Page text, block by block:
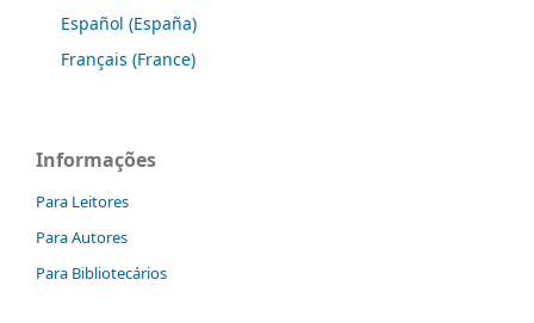
Español (España)
Français (France)
Informações
Para Leitores
Para Autores
Para Bibliotecários